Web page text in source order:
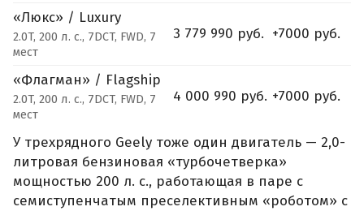
«Люкс» / Luxury
2.0T, 200 л. с., 7DCT, FWD, 7
мест
3 779 990 руб. +7000 руб.
«Флагман» / Flagship
2.0T, 200 л. с., 7DCT, FWD, 7
мест
4 000 990 руб. +7000 руб.
У трехрядного Geely тоже один двигатель — 2,0-
литровая бензиновая «турбочетверка»
мощностью 200 л. с., работающая в паре с
семиступенчатым преселективным «роботом» с